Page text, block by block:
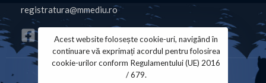
registratura@mmediu.ro
Acest website folosește cookie-uri, navigând în
continuare vă exprimați acordul pentru folosirea
cookie-urilor conform Regulamentului (UE) 2016
/ 679.